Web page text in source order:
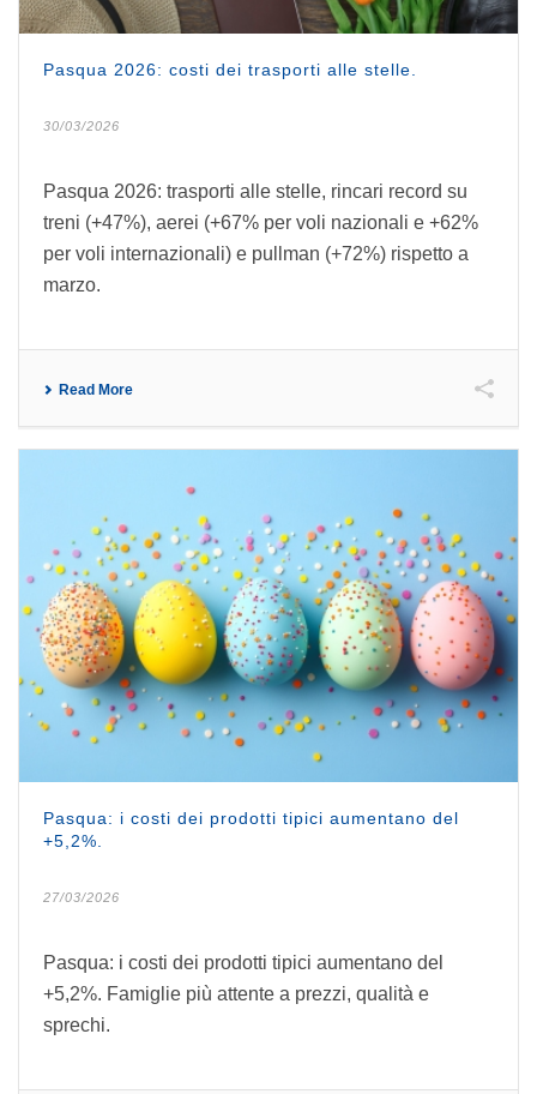
Pasqua 2026: costi dei trasporti alle stelle.
30/03/2026
Pasqua 2026: trasporti alle stelle, rincari record su
treni (+47%), aerei (+67% per voli nazionali e +62%
per voli internazionali) e pullman (+72%) rispetto a
marzo.
Read More
Pasqua: i costi dei prodotti tipici aumentano del
+5,2%.
27/03/2026
Pasqua: i costi dei prodotti tipici aumentano del
+5,2%. Famiglie più attente a prezzi, qualità e
sprechi.